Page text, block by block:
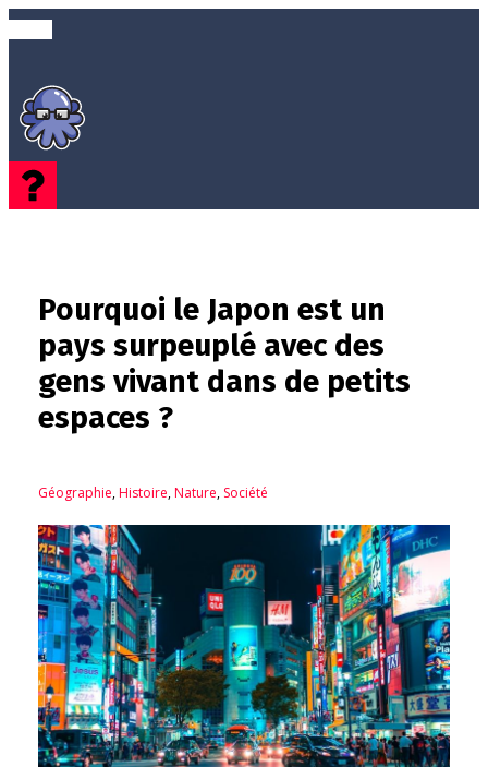
Pourquoi le Japon est un
pays surpeuplé avec des
gens vivant dans de petits
espaces ?
Géographie,Histoire,Nature, Société